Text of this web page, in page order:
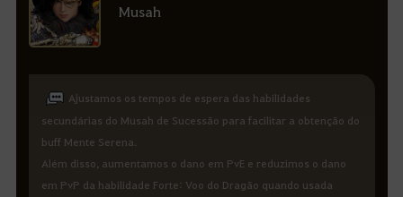
Musah
Ajustamos os tempos de espera das habilidades
secundárias do Musah de Sucessão para facilitar a obtenção do
buff Mente Serena.
Além disso, aumentamos o dano em PvE e reduzimos o dano
em PvP da habilidade Forte: Voo do Dragão quando usada